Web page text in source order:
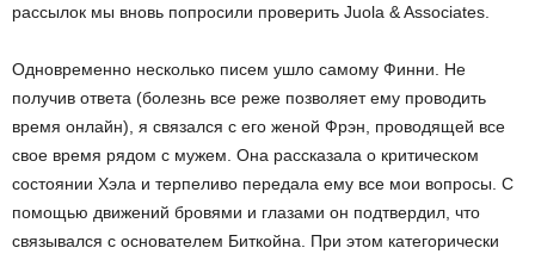
рассылок мы вновь попросили проверить Juola & Associates.
Одновременно несколько писем ушло самому Финни. Не
получив ответа (болезнь все реже позволяет ему проводить
время онлайн), я связался с его женой Фрэн, проводящей все
свое время рядом с мужем. Она рассказала о критическом
состоянии Хэла и терпеливо передала ему все мои вопросы. С
помощью движений бровями и глазами он подтвердил, что
связывался с основателем Биткойна. При этом категорически